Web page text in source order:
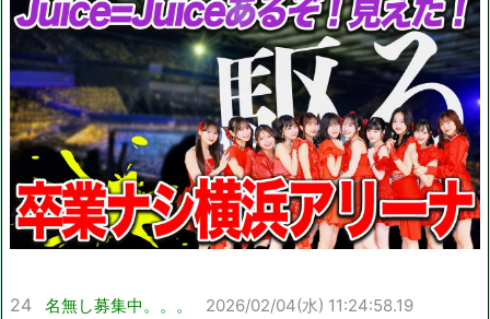
24 名無し募集中。。。 2026/02/04(水) 11:24:58.19